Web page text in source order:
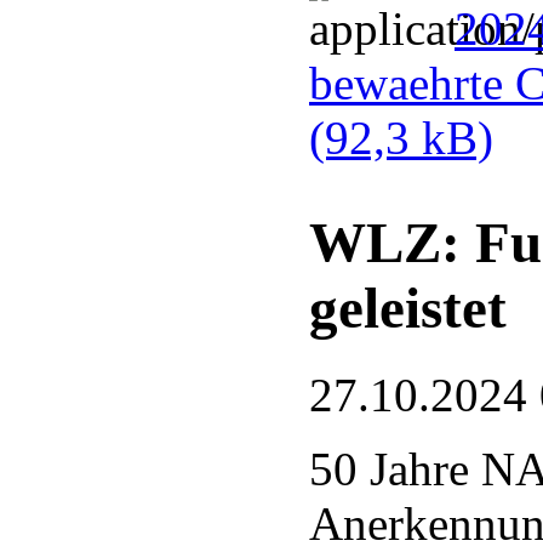
bewaehrte
(92,3 kB)
WLZ:
geleistet
27.10.2024
50 Jahre